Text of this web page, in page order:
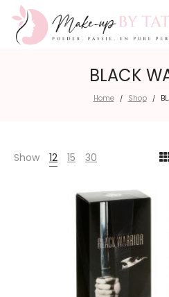
BLACK
Home / Shop /
Show 12 15 30